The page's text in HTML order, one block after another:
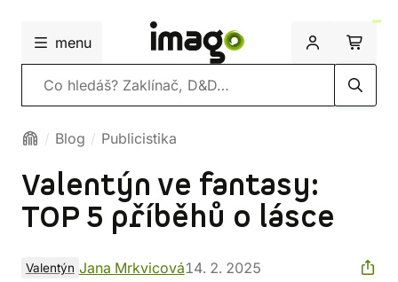
menu
Vyhledávání
Blog Publicistika
Valentýn ve fantasy:
TOP 5 příběhů o lásce
Valentýn Jana Mrkvicová14. 2. 2025